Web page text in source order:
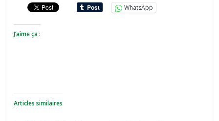
WhatsApp
J’aime ça :
Articles similaires